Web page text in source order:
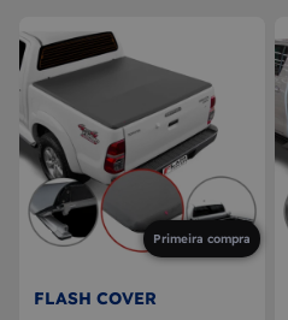
Primeira compra
FLASH COVER